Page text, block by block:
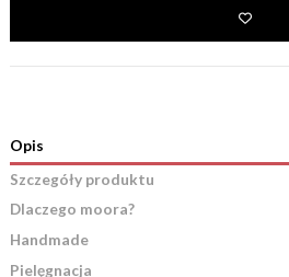
Opis
Szczegóły produktu
Dlaczego moora?
Handmade
Pielęgnacja